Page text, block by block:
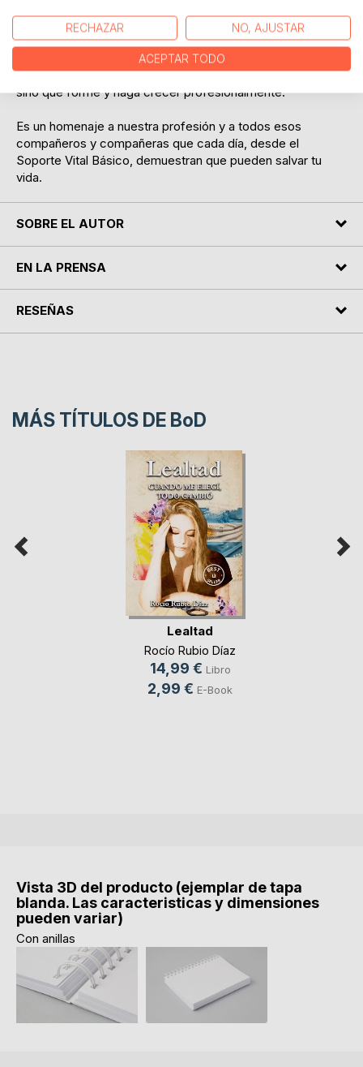
interpretar signos sutiles, a escuchar a los pacientes más
allá de los números y a confiar en tu criterio como TES.
Cada capítulo viene acompañado de una reflexión final y
enseñanzas clave, para que cada historia no solo impacte,
sino que forme y haga crecer profesionalmente.
Es un homenaje a nuestra profesión y a todos esos
compañeros y compañeras que cada día, desde el
Soporte Vital Básico, demuestran que pueden salvar tu
vida.
SOBRE EL AUTOR
EN LA PRENSA
RESEÑAS
MÁS TÍTULOS DE BoD
Lealtad
Rocío Rubio Díaz
14,99 € Libro
2,99 € E-Book
Vista 3D del producto (ejemplar de tapa
blanda. Las caracteristicas y dimensiones
pueden variar)
Con anillas
RECHAZAR NO, AJUSTAR
ACEPTAR TODO